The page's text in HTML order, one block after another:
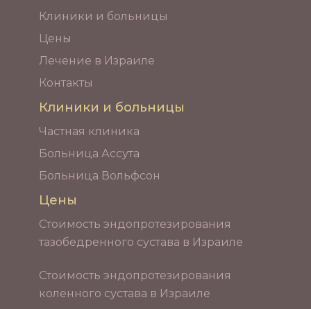
Клиники и больницы
Цены
Лечение в Израиле
Контакты
Клиники и больницы
Частная клиника
Больница Ассута
Больница Вольфсон
Цены
Стоимость эндопротезирования
тазобедренного сустава в Израиле
Стоимость эндопротезирования
коленного сустава в Израиле